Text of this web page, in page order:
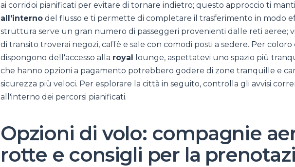
ai corridoi pianificati per evitare di tornare indietro; questo approccio ti
all'interno del flusso e ti permette di completare il trasferimento in modo
struttura serve un gran numero di passeggeri provenienti dalle reti aeree;
di transito troverai negozi, caffè e sale con comodi posti a sedere. Per coloro
dispongono dell'accesso alla royal lounge, aspettatevi uno spazio più
che hanno opzioni a pagamento potrebbero godere di zone tranquille e
sicurezza più veloci. Per esplorare la città in seguito, controlla gli avvisi
all'interno dei percorsi pianificati.
Opzioni di volo: compagnie
rotte e consigli per la